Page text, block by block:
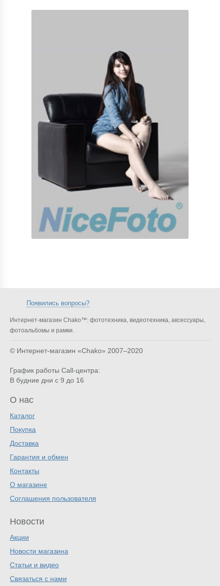
Появились вопросы?
Интернет-магазин Chako™: фототехника, видеотехника, аксессуары,
фотоальбомы и рамки.
© Интернет-магазин «Chako» 2007–2020
График работы Call-центра:
В будние дни с 9 до 16
О нас
Каталог
Покупка
Доставка
Гарантия и обмен
Контакты
О магазине
Соглашения пользователя
Новости
Акции
Новости магазина
Статьи и видео
Связаться с нами